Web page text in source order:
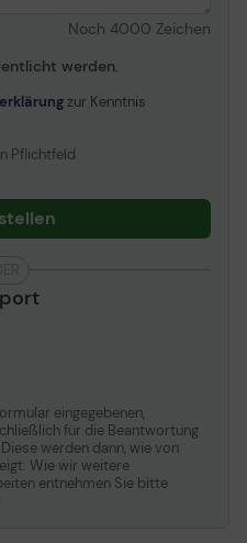
Noch 4000 Zeichen
werden.
zur Kenntnis
Pflichtfeld
eingegebenen,
für die Beantwortung
werden dann, wie von
Wie wir weitere
entnehmen Sie bitte